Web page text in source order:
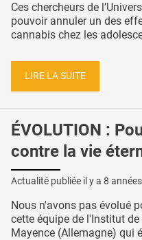
Ces chercheurs de
pouvoir annuler un des
cannabis chez les
LIRE LA SUITE
ÉVOLUTION :
contre la vie
Actualité publiée il y a 8
Nous n'avons pas évolué
cette équipe de l'Institut
Mayence (Allemagne) qui